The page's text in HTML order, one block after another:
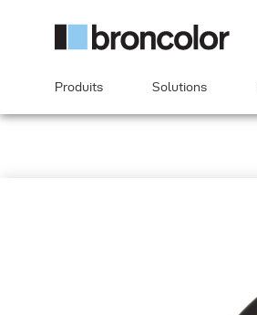
Produits Solutions